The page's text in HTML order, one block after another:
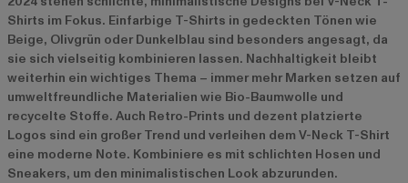
Shirts im Fokus. Einfarbige T-Shirts in gedeckten Tönen wie
Beige, Olivgrün oder Dunkelblau sind besonders angesagt, da
sie sich vielseitig kombinieren lassen. Nachhaltigkeit bleibt
weiterhin ein wichtiges Thema – immer mehr Marken setzen auf
umweltfreundliche Materialien wie Bio-Baumwolle und
recycelte Stoffe. Auch Retro-Prints und dezent platzierte
Logos sind ein großer Trend und verleihen dem V-Neck T-Shirt
eine moderne Note. Kombiniere es mit schlichten Hosen und
Sneakers, um den minimalistischen Look abzurunden.